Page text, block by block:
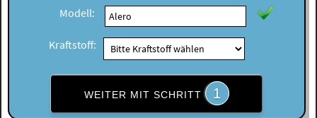
Modell:
Kraftstoff:
WEITER MIT SCHRITT 1